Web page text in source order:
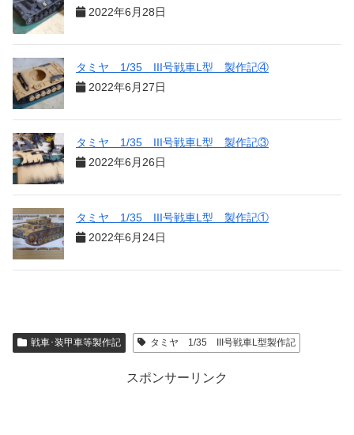
2022年6月28日
タミヤ 1/35 III号戦車L型 製作記④
2022年6月27日
タミヤ 1/35 III号戦車L型 製作記③
2022年6月26日
タミヤ 1/35 III号戦車L型 製作記①
2022年6月24日
戦車･装甲車等製作記 タミヤ 1/35 III号戦車L型製作記
スポンサーリンク